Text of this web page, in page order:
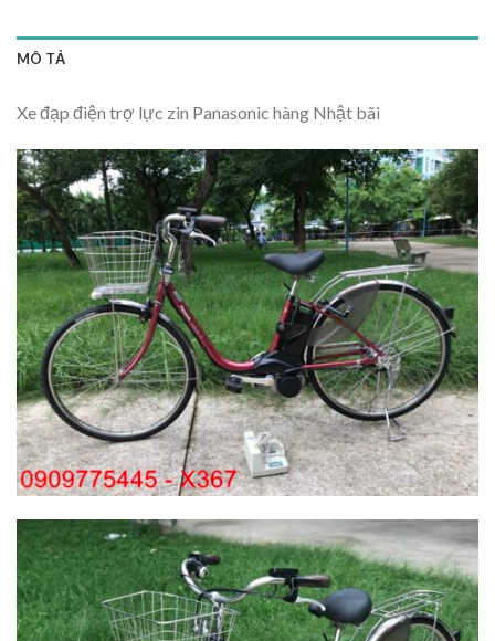
MÔ TẢ
Xe đạp điện trợ lực zin Panasonic hàng Nhật bãi